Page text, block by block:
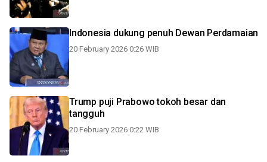
Indonesia dukung penuh Dewan Perdamaian
20 February 2026 0:26 WIB
Trump puji Prabowo tokoh besar dan
tangguh
20 February 2026 0:22 WIB